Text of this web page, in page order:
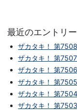
最近のエントリー
ザカタキ！ 第
ザカタキ！ 第
ザカタキ！ 第
ザカタキ！ 第
ザカタキ！ 第
ザカタキ！ 第